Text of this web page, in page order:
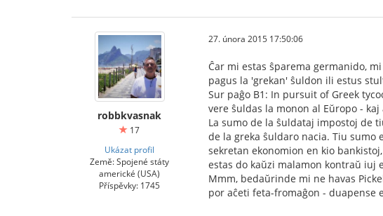
robbkvasnak
17
Ukázat profil
Země: Spojené státy
americké (USA)
Příspěvky: 1745
27. února 2015 17:50:06
Ĉar mi estas ŝparema germanido,
pagus la 'grekan' ŝuldon ili estus
Sur paĝo B1: In pursuit of Greek
vere ŝuldas la monon al Eŭropo -
La sumo de la ŝuldataj impostoj de
de la greka ŝuldaro nacia. Tiu sumo
sekretan ekonomion en kio
estas do kaŭzi malamon kontraŭ iuj
Mmm, bedaŭrinde mi ne havas
por aĉeti feta-fromaĝon -